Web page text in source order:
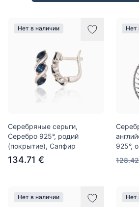
Нет в наличии
Серебряные серьги,
Серебро 925°, родий
(покрытие), Сапфир
134.71 €
Нет
925°,
Нет в наличии Нет